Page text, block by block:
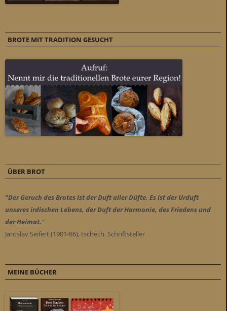
BROTE MIT TRADITION GESUCHT
ÜBER BROT
"Der Geruch des Brotes ist der Duft aller Düfte. Es ist der Urduft
unseres irdischen Lebens, der Duft der Harmonie, des Friedens und
der Heimat."
Jaroslav Seifert (1901-86), tschech. Schriftsteller
MEINE BÜCHER